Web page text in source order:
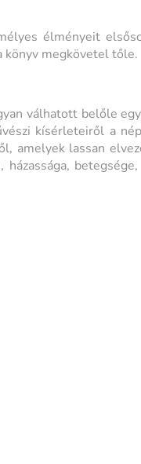
élményeit
könyv megkövetel tőle.
válhatott belőle
kísérleteiről a
amelyek lassan